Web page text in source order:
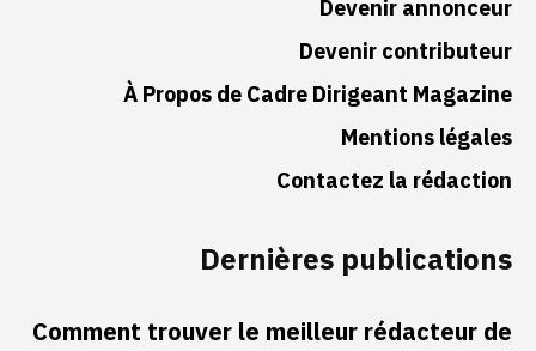
Devenir annonceur
Devenir contributeur
À Propos de Cadre Dirigeant Magazine
Mentions légales
Contactez la rédaction
Dernières publications
Comment trouver le meilleur rédacteur de